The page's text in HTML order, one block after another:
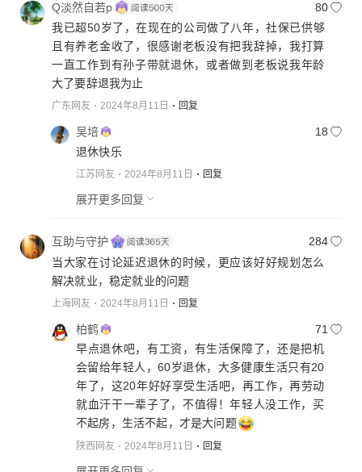
Q淡然自若p
80
我已超50岁了，在现在的公司做了八年，社保已供够
且有养老金收了，很感谢老板没有把我辞掉，我打算
一直工作到有孙子带就退休，或者做到老板说我年龄
大了要辞退我为止
广东网友 2024年8月11日 回复
吴培
18
退休快乐
江苏网友 2024年8月11日 回复
展开更多回复
互助与守护
284
当大家在讨论延迟退休的时候，更应该好好规划怎么
解决就业，稳定就业的问题
上海网友 2024年8月11日 回复
柏鹤
71
早点退休吧，有工资，有生活保障了，还是把机
会留给年轻人，60岁退休，大多健康生活只有20
年了，这20年好好享受生活吧，再工作，再劳动
就血汗干一辈子了，不值得！年轻人没工作，买
不起房，生活不起，才是大问题
陕西网友 2024年8月11日 回复